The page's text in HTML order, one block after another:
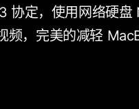
定，使用网络硬
，完美的减轻